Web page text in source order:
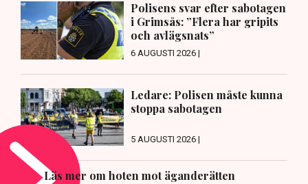
Polisens svar efter sabotagen
i Grimsås: ”Flera har gripits
och avlägsnats”
6 AUGUSTI 2026 |
Ledare: Polisen måste kunna
stoppa sabotagen
5 AUGUSTI 2026 |
Läs mer om hoten mot äganderätten